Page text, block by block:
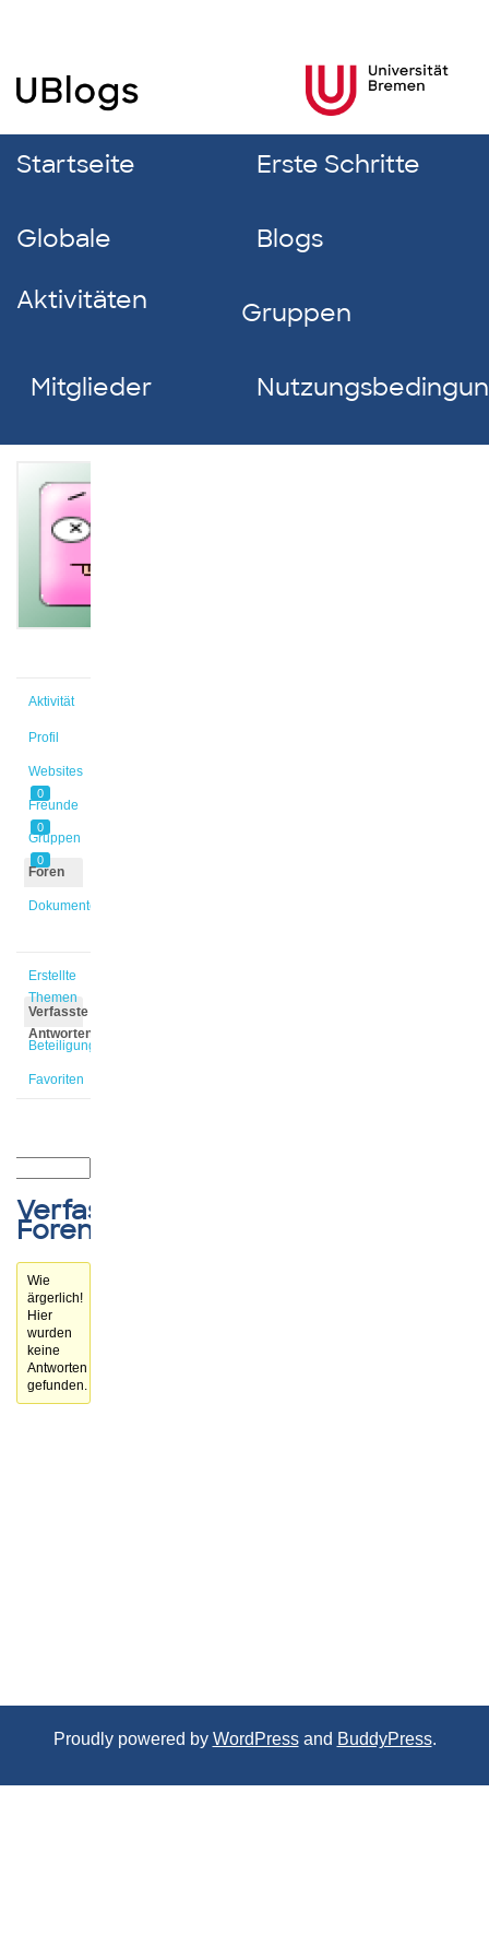
Startseite Erste Schritte
Globale
Aktivitäten
Blogs
Gruppen
Mitglieder
Aktivität
Profil
Websites
0
Freunde
0
Gruppen
0
Foren
Dokumente
Erstellte
Themen
Verfasste
Antworten
Beteiligungen
Favoriten
Verfasste
Forenbeiträge
Wie
ärgerlich!
Hier
wurden
keine
Antworten
gefunden.
Proudly powered by WordPressand BuddyPress.